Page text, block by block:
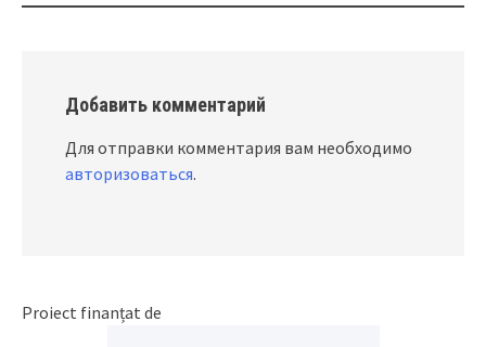
Добавить комментарий
Для отправки комментария вам необходимо
авторизоваться.
Proiect finanțat de